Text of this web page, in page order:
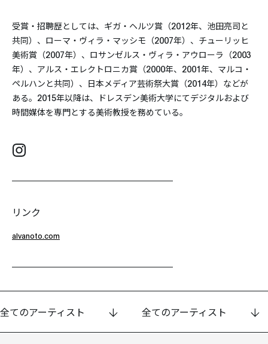
受賞・招聘歴としては、ギガ・ヘルツ賞（2012年、池田亮司と
共同）、ローマ・ヴィラ・マッシモ（2007年）、チューリッヒ
美術賞（2007年）、ロサンゼルス・ヴィラ・アウローラ（2003
年）、アルス・エレクトロニカ賞（2000年、2001年、マルコ・
ペルハンと共同）、日本メディア芸術祭大賞（2014年）などが
ある。2015年以降は、ドレスデン美術大学にてデジタルおよび
時間媒体を専門とする美術教授を務めている。
リンク
alvanoto.com
全てのアーティスト 全てのアーティスト